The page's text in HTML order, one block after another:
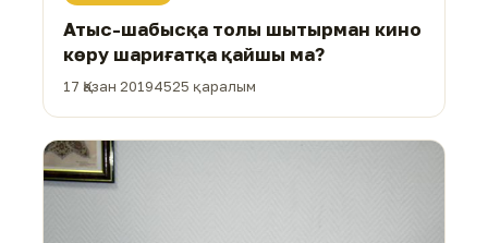
Атыс-шабысқа толы шытырман кино
көру шариғатқа қайшы ма?
17 Қазан 20194525 қаралым